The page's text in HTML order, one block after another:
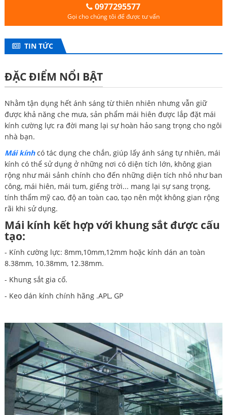
0977295577
Gọi cho chúng tôi để được tư vấn
TIN TỨC
ĐẶC ĐIỂM NỔI BẬT
Nhằm tận dụng hết ánh sáng từ thiên nhiên nhưng vẫn giữ
được khả năng che mưa, sản phẩm mái hiên được lắp đặt mái
kính cường lực ra đời mang lại sự hoàn hảo sang trọng cho ngôi
nhà bạn.
Mái kínhcó tác dụng che chắn, giúp lấy ánh sáng tự nhiên, mái
kính có thể sử dụng ở những nơi có diện tích lớn, không gian
rộng như mái sảnh chính cho đến những diện tích nhỏ như ban
công, mái hiên, mái tum, giếng trời... mang lại sự sang trọng,
tính thẩm mỹ cao, độ an toàn cao, tạo nên một không gian rộng
rãi khi sử dụng.
Mái kính kết hợp với khung sắt được cấu
tạo:
- Kính cường lực: 8mm,10mm,12mm hoặc kính dán an toàn
8.38mm, 10.38mm, 12.38mm.
- Khung sắt gia cố.
- Keo dán kính chính hãng .APL, GP